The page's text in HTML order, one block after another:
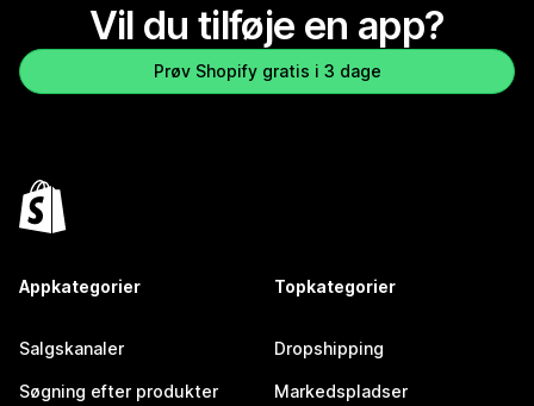
Vil du tilføje en app?
Prøv Shopify gratis i 3 dage
Appkategorier
Salgskanaler
Søgning efter produkter
Topkategorier
Dropshipping
Markedspladser